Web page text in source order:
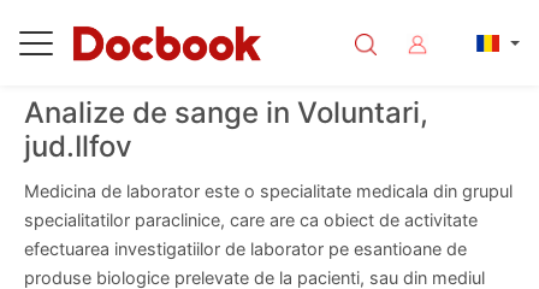
Analize de sange in Voluntari,
jud.Ilfov
Medicina de laborator este o specialitate medicala din grupul
specialitatilor paraclinice, care are ca obiect de activitate
efectuarea investigatiilor de laborator pe esantioane de
produse biologice prelevate de la pacienti, sau din mediul